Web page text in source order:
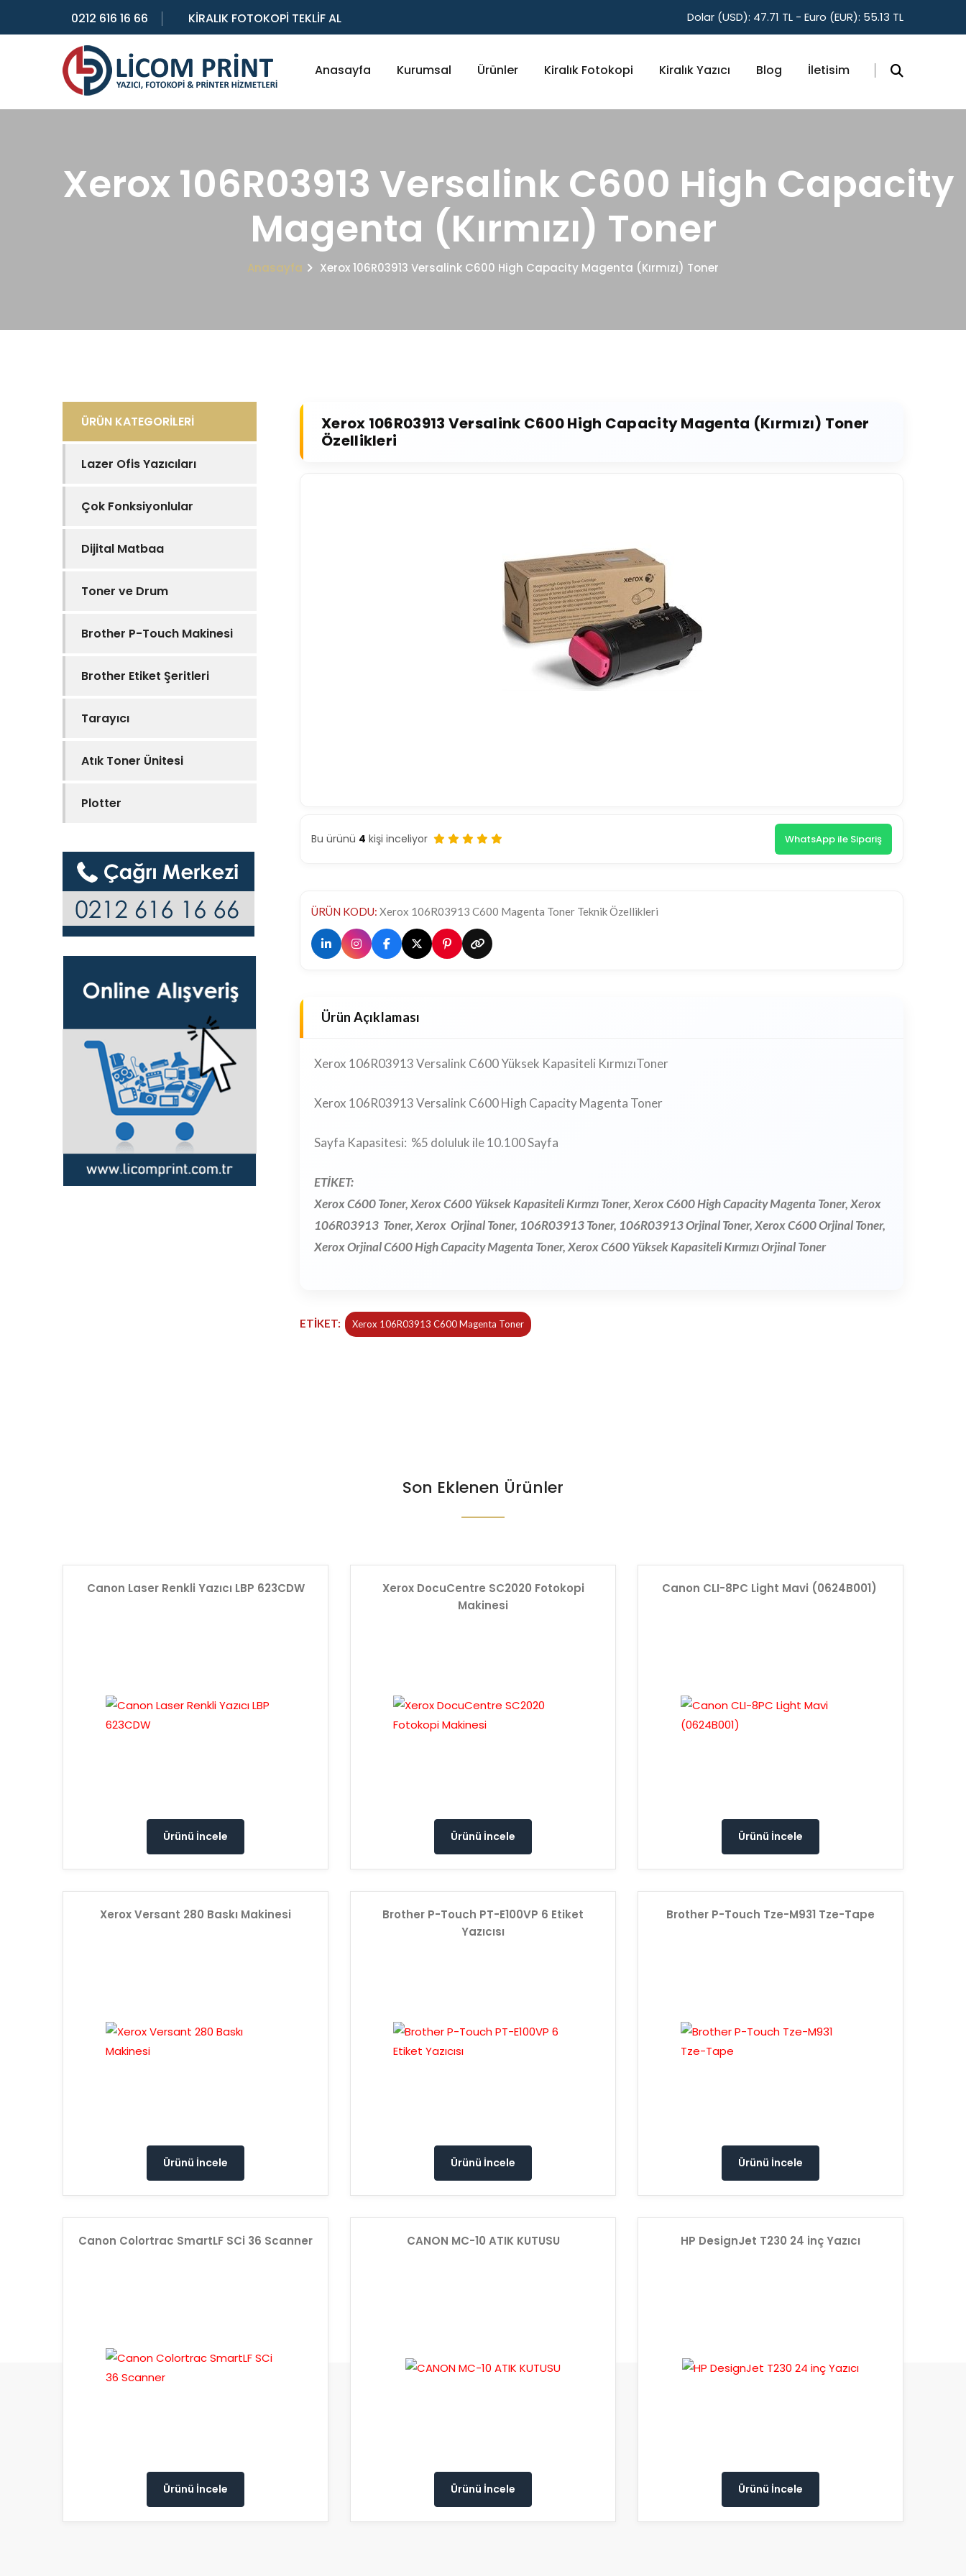
0212 616 16 66 KİRALIK FOTOKOPİ TEKLİF AL Dolar (USD): 47.71 TL - Euro (EUR): 55.13 TL
Anasayfa Kurumsal Ürünler Kiralık Fotokopi Kiralık Yazıcı Blog İletisim
Xerox 106R03913 Versalink C600 High Capacity
Magenta (Kırmızı) Toner
Anasayfa Xerox 106R03913 Versalink C600 High Capacity Magenta (Kırmızı) Toner
ÜRÜN KATEGORİLERİ
Lazer Ofis Yazıcıları
Çok Fonksiyonlular
Dijital Matbaa
Toner ve Drum
Brother P-Touch Makinesi
Brother Etiket Şeritleri
Tarayıcı
Atık Toner Ünitesi
Plotter
Xerox 106R03913 Versalink C600 High Capacity Magenta (Kırmızı) Toner
Özellikleri
Bu ürünü 4 kişi inceliyor WhatsApp ile Sipariş
ÜRÜN KODU: Xerox 106R03913 C600 Magenta Toner Teknik Özellikleri
Ürün Açıklaması
Xerox 106R03913 Versalink C600 Yüksek Kapasiteli KırmızıToner
Xerox 106R03913 Versalink C600 High Capacity Magenta Toner
Sayfa Kapasitesi: %5 doluluk ile 10.100 Sayfa
ETİKET:
Xerox C600 Toner, Xerox C600 Yüksek Kapasiteli Kırmzı Toner, Xerox C600 High Capacity Magenta Toner, Xerox
106R03913 Toner, Xerox Orjinal Toner, 106R03913 Toner, 106R03913 Orjinal Toner, Xerox C600 Orjinal Toner,
Xerox Orjinal C600 High Capacity Magenta Toner, Xerox C600 Yüksek Kapasiteli Kırmızı Orjinal Toner
ETİKET: Xerox 106R03913 C600 Magenta Toner
Son Eklenen Ürünler
Canon Laser Renkli Yazıcı LBP 623CDW
Ürünü İncele
Xerox DocuCentre SC2020 Fotokopi
Makinesi
Ürünü İncele
Canon CLI-8PC Light Mavi (0624B001)
Ürünü İncele
Xerox Versant 280 Baskı Makinesi
Ürünü İncele
Brother P-Touch PT-E100VP 6 Etiket
Yazıcısı
Ürünü İncele
Brother P-Touch Tze-M931 Tze-Tape
Ürünü İncele
Canon Colortrac SmartLF SCi 36 Scanner
Ürünü İncele
CANON MC-10 ATIK KUTUSU
Ürünü İncele
HP DesignJet T230 24 inç Yazıcı
Ürünü İncele